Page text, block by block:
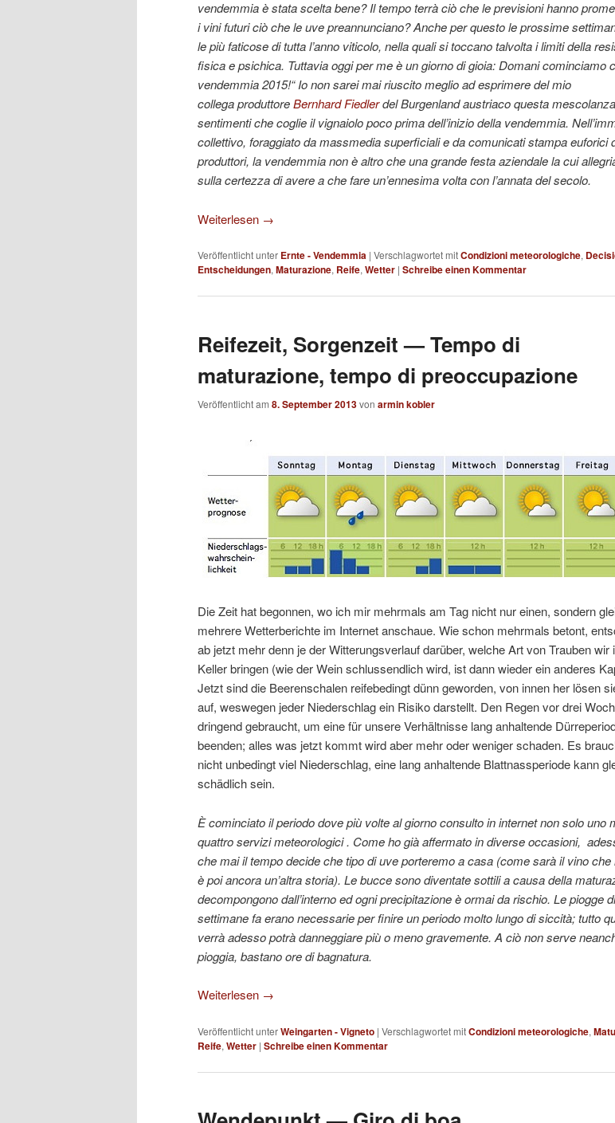
vendemmia è stata scelta bene? Il tempo terrà ciò che le previsioni hanno
i vini futuri ciò che le uve preannunciano? Anche per questo le prossime
le più faticose di tutta l’anno viticolo, nella quali si toccano talvolta i limiti della
fisica e psichica. Tuttavia oggi per me è un giorno di gioia: Domani cominciamo
vendemmia 2015!“ Io non sarei mai riuscito meglio ad esprimere del mio
collega produttoreBernhard Fiedlerdel Burgenland austriaco questa
sentimenti che coglie il vignaiolo poco prima dell’inizio della vendemmia.
collettivo, foraggiato da massmedia superficiali e da comunicati stampa euforici
produttori, la vendemmia non è altro che una grande festa aziendale la cui
sulla certezza di avere a che fare un’ennesima volta con l’annata del secolo.
Weiterlesen →
Veröffentlicht unter Ernte - Vendemmia | Verschlagwortet mitCondizioni meteorologiche,
Entscheidungen, Maturazione, Reife, Wetter | Schreibe einen Kommentar
Reifezeit, Sorgenzeit — Tempo di
maturazione, tempo di preoccupazione
Veröffentlicht am 8. September 2013von armin kobler
Die Zeit hat begonnen, wo ich mir mehrmals am Tag nicht nur einen, sondern
mehrere Wetterberichte im Internet anschaue. Wie schon mehrmals betont,
ab jetzt mehr denn je der Witterungsverlauf darüber, welche Art von Trauben wir
Keller bringen (wie der Wein schlussendlich wird, ist dann wieder ein anderes
Jetzt sind die Beerenschalen reifebedingt dünn geworden, von innen her lösen
auf, weswegen jeder Niederschlag ein Risiko darstellt. Den Regen vor drei
dringend gebraucht, um eine für unsere Verhältnisse lang anhaltende
beenden; alles was jetzt kommt wird aber mehr oder weniger schaden. Es
nicht unbedingt viel Niederschlag, eine lang anhaltende Blattnassperiode kann
schädlich sein.
È cominciato il periodo dove più volte al giorno consulto in internet non solo uno
quattro servizi meteorologici . Come ho già affermato in diverse occasioni,
che mai il tempo decide che tipo di uve porteremo a casa (come sarà il vino
è poi ancora un’altra storia). Le bucce sono diventate sottili a causa della
decompongono dall’interno ed ogni precipitazione è ormai da rischio. Le piogge
settimane fa erano necessarie per finire un periodo molto lungo di siccità; tutto
verrà adesso potrà danneggiare più o meno gravemente. A ciò non serve
pioggia, bastano ore di bagnatura.
Weiterlesen →
Veröffentlicht unterWeingarten - Vigneto | Verschlagwortet mitCondizioni meteorologiche,
Reife, Wetter | Schreibe einen Kommentar